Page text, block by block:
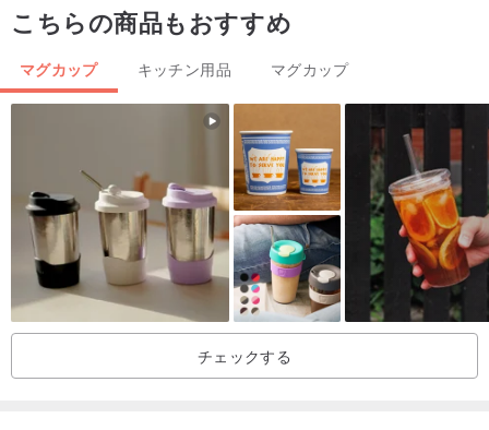
要があります。
1.作品はすべて手作りのため、質感や色が異なり、コンピューター
の表示によっても異なる場合があります。
2. 表面の凹凸、微量の気泡、釉薬の色ムラ、ひび割れなどは手作り
作品の正常な現象であり、欠陥ではありません。
3. 各作品には明雅窯のスタンプが入っています。
4. 初めて使用する前に、スポンジ、柔らかい洗剤、水で洗浄してく
ださい。直火や加熱にさらしたり、温度差が大きすぎたりしないよ
うにしてください。電子レンジ、オーブン、電気調理器に適してい
こちらの商品もおすすめ
マグカップ キッチン用品 マグカップ
チェックする